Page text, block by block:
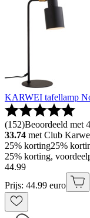
KARWEI tafellamp
(152)Beoordeeld met
33.74 met Club
25% korting25%
25% korting,
44.99
Prijs: 44.99 euro